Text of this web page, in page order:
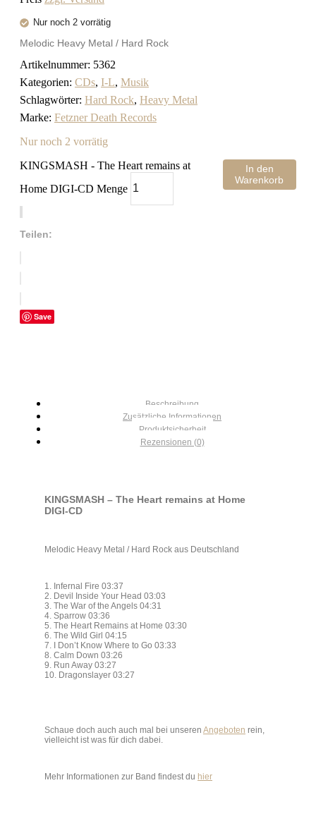
Nur noch 2 vorrätig
Melodic Heavy Metal / Hard Rock
Artikelnummer: 5362
Kategorien: CDs, I-L, Musik
Schlagwörter: Hard Rock, Heavy Metal
Marke: Fetzner Death Records
Nur noch 2 vorrätig
KINGSMASH - The Heart remains at
Home DIGI-CD Menge
In den
Warenkorb
Teilen:
Save
Beschreibung
Zusätzliche Informationen
Produktsicherheit
Rezensionen (0)
KINGSMASH – The Heart remains at Home
DIGI-CD
Melodic Heavy Metal / Hard Rock aus Deutschland
1. Infernal Fire 03:37
2. Devil Inside Your Head 03:03
3. The War of the Angels 04:31
4. Sparrow 03:36
5. The Heart Remains at Home 03:30
6. The Wild Girl 04:15
7. I Don’t Know Where to Go 03:33
8. Calm Down 03:26
9. Run Away 03:27
10. Dragonslayer 03:27
Schaue doch auch auch mal bei unseren Angeboten rein,
vielleicht ist was für dich dabei.
Mehr Informationen zur Band findest du hier